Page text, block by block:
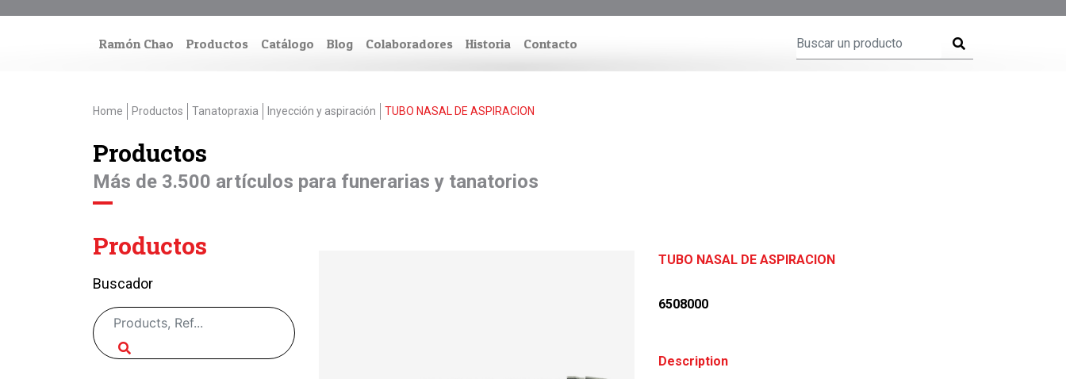
Ramón Chao Productos Catálogo Blog Colaboradores Historia Contacto
Home Productos Tanatopraxia Inyección y aspiración TUBO NASAL DE ASPIRACION
Productos
Más de 3.500 artículos para funerarias y tanatorios
Productos
Buscador
TUBO NASAL DE ASPIRACION
6508000
Description